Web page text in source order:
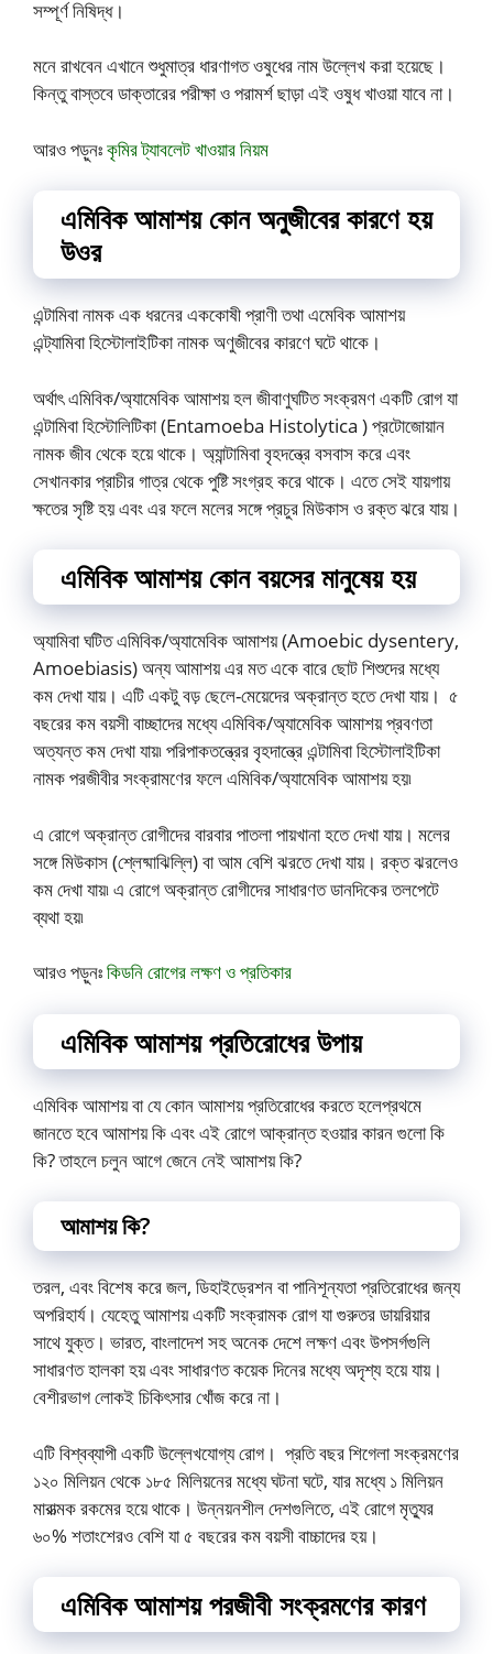
সম্পূর্ণ নিষিদ্ধ।
মনে রাখবেন এখানে শুধুমাত্র ধারণাগত ওষুধের নাম উল্লেখ করা হয়েছে।
কিন্তু বাস্তবে ডাক্তারের পরীক্ষা ও পরামর্শ ছাড়া এই ওষুধ খাওয়া যাবে না।
আরও পড়ুনঃকৃমির ট্যাবলেট খাওয়ার নিয়ম
এমিবিক আমাশয় কোন অনুজীবের কারণে হয়
উওর
এন্টামিবা নামক এক ধরনের এককোষী প্রাণী তথা এমেবিক আমাশয়
এন্ট্যামিবা হিস্টোলাইটিকা নামক অণুজীবের কারণে ঘটে থাকে।
অর্থাৎ এমিবিক/অ্যামেবিক আমাশয় হল জীবাণুঘটিত সংক্রমণ একটি রোগ যা
এন্টামিবা হিস্টোলিটিকা (Entamoeba Histolytica ) প্রটোজোয়ান
নামক জীব থেকে হয়ে থাকে। অ্যান্টামিবা বৃহদন্ত্রে বসবাস করে এবং
সেখানকার প্রাচীর গাত্র থেকে পুষ্টি সংগ্রহ করে থাকে। এতে সেই যায়গায়
ক্ষতের সৃষ্টি হয় এবং এর ফলে মলের সঙ্গে প্রচুর মিউকাস ও রক্ত ঝরে যায়।
এমিবিক আমাশয় কোন বয়সের মানুষেয় হয়
অ্যামিবা ঘটিত এমিবিক/অ্যামেবিক আমাশয় (Amoebic dysentery,
Amoebiasis) অন্য আমাশয় এর মত একে বারে ছোট শিশুদের মধ্যে
কম দেখা যায়। এটি একটু বড় ছেলে-মেয়েদের অক্রান্ত হতে দেখা যায়। ৫
বছরের কম বয়সী বাচ্ছাদের মধ্যে এমিবিক/অ্যামেবিক আমাশয় প্রবণতা
অত্যন্ত কম দেখা যায়৷ পরিপাকতন্ত্রের বৃহদান্ত্রে এন্টামিবা হিস্টোলাইটিকা
নামক পরজীবীর সংক্রামণের ফলে এমিবিক/অ্যামেবিক আমাশয় হয়৷
এ রোগে অক্রান্ত রোগীদের বারবার পাতলা পায়খানা হতে দেখা যায়। মলের
সঙ্গে মিউকাস (শ্লেষ্মাঝিল্লি) বা আম বেশি ঝরতে দেখা যায়। রক্ত ঝরলেও
কম দেখা যায়৷ এ রোগে অক্রান্ত রোগীদের সাধারণত ডানদিকের তলপেটে
ব্যথা হয়৷
আরও পড়ুনঃকিডনি রোগের লক্ষণ ও প্রতিকার
এমিবিক আমাশয় প্রতিরোধের উপায়
এমিবিক আমাশয় বা যে কোন আমাশয় প্রতিরোধের করতে হলেপ্রথমে
জানতে হবে আমাশয় কি এবং এই রোগে আক্রান্ত হওয়ার কারন গুলো কি
কি? তাহলে চলুন আগে জেনে নেই আমাশয় কি?
আমাশয় কি?
তরল, এবং বিশেষ করে জল, ডিহাইড্রেশন বা পানিশূন্যতা প্রতিরোধের জন্য
অপরিহার্য। যেহেতু আমাশয় একটি সংক্রামক রোগ যা গুরুতর ডায়রিয়ার
সাথে যুক্ত। ভারত, বাংলাদেশ সহ অনেক দেশে লক্ষণ এবং উপসর্গগুলি
সাধারণত হালকা হয় এবং সাধারণত কয়েক দিনের মধ্যে অদৃশ্য হয়ে যায়।
বেশীরভাগ লোকই চিকিৎসার খোঁজ করে না।
এটি বিশ্বব্যাপী একটি উল্লেখযোগ্য রোগ। প্রতি বছর শিগেলা সংক্রমণের
১২০ মিলিয়ন থেকে ১৮৫ মিলিয়নের মধ্যে ঘটনা ঘটে, যার মধ্যে ১ মিলিয়ন
মারাত্মক রকমের হয়ে থাকে। উন্নয়নশীল দেশগুলিতে, এই রোগে মৃত্যুর
৬০% শতাংশেরও বেশি যা ৫ বছরের কম বয়সী বাচ্চাদের হয়।
এমিবিক আমাশয় পরজীবীসংক্রমণের কারণ